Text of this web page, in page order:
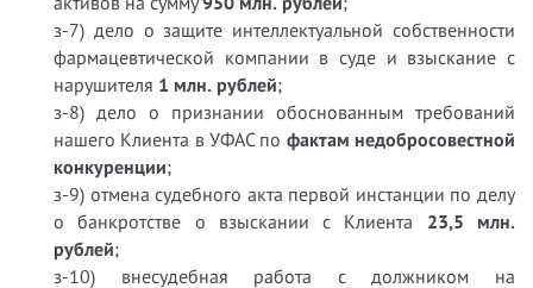
з-7) дело о защите интеллектуальной собственности
фармацевтической компании в суде и взыскание с
нарушителя 1 млн. рублей;
з-8) дело о признании обоснованным требований
нашего Клиента в УФАС по фактам недобросовестной
конкуренции;
з-9) отмена судебного акта первой инстанции по делу
о банкротстве о взыскании с Клиента 23,5 млн.
рублей;
з-10) внесудебная работа с должником на